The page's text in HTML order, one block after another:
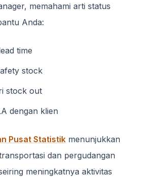
memahami arti status
Anda:
time
stock
stock out
dengan klien
Pusat Statistik menunjukkan
dan pergudangan
meningkatnya aktivitas